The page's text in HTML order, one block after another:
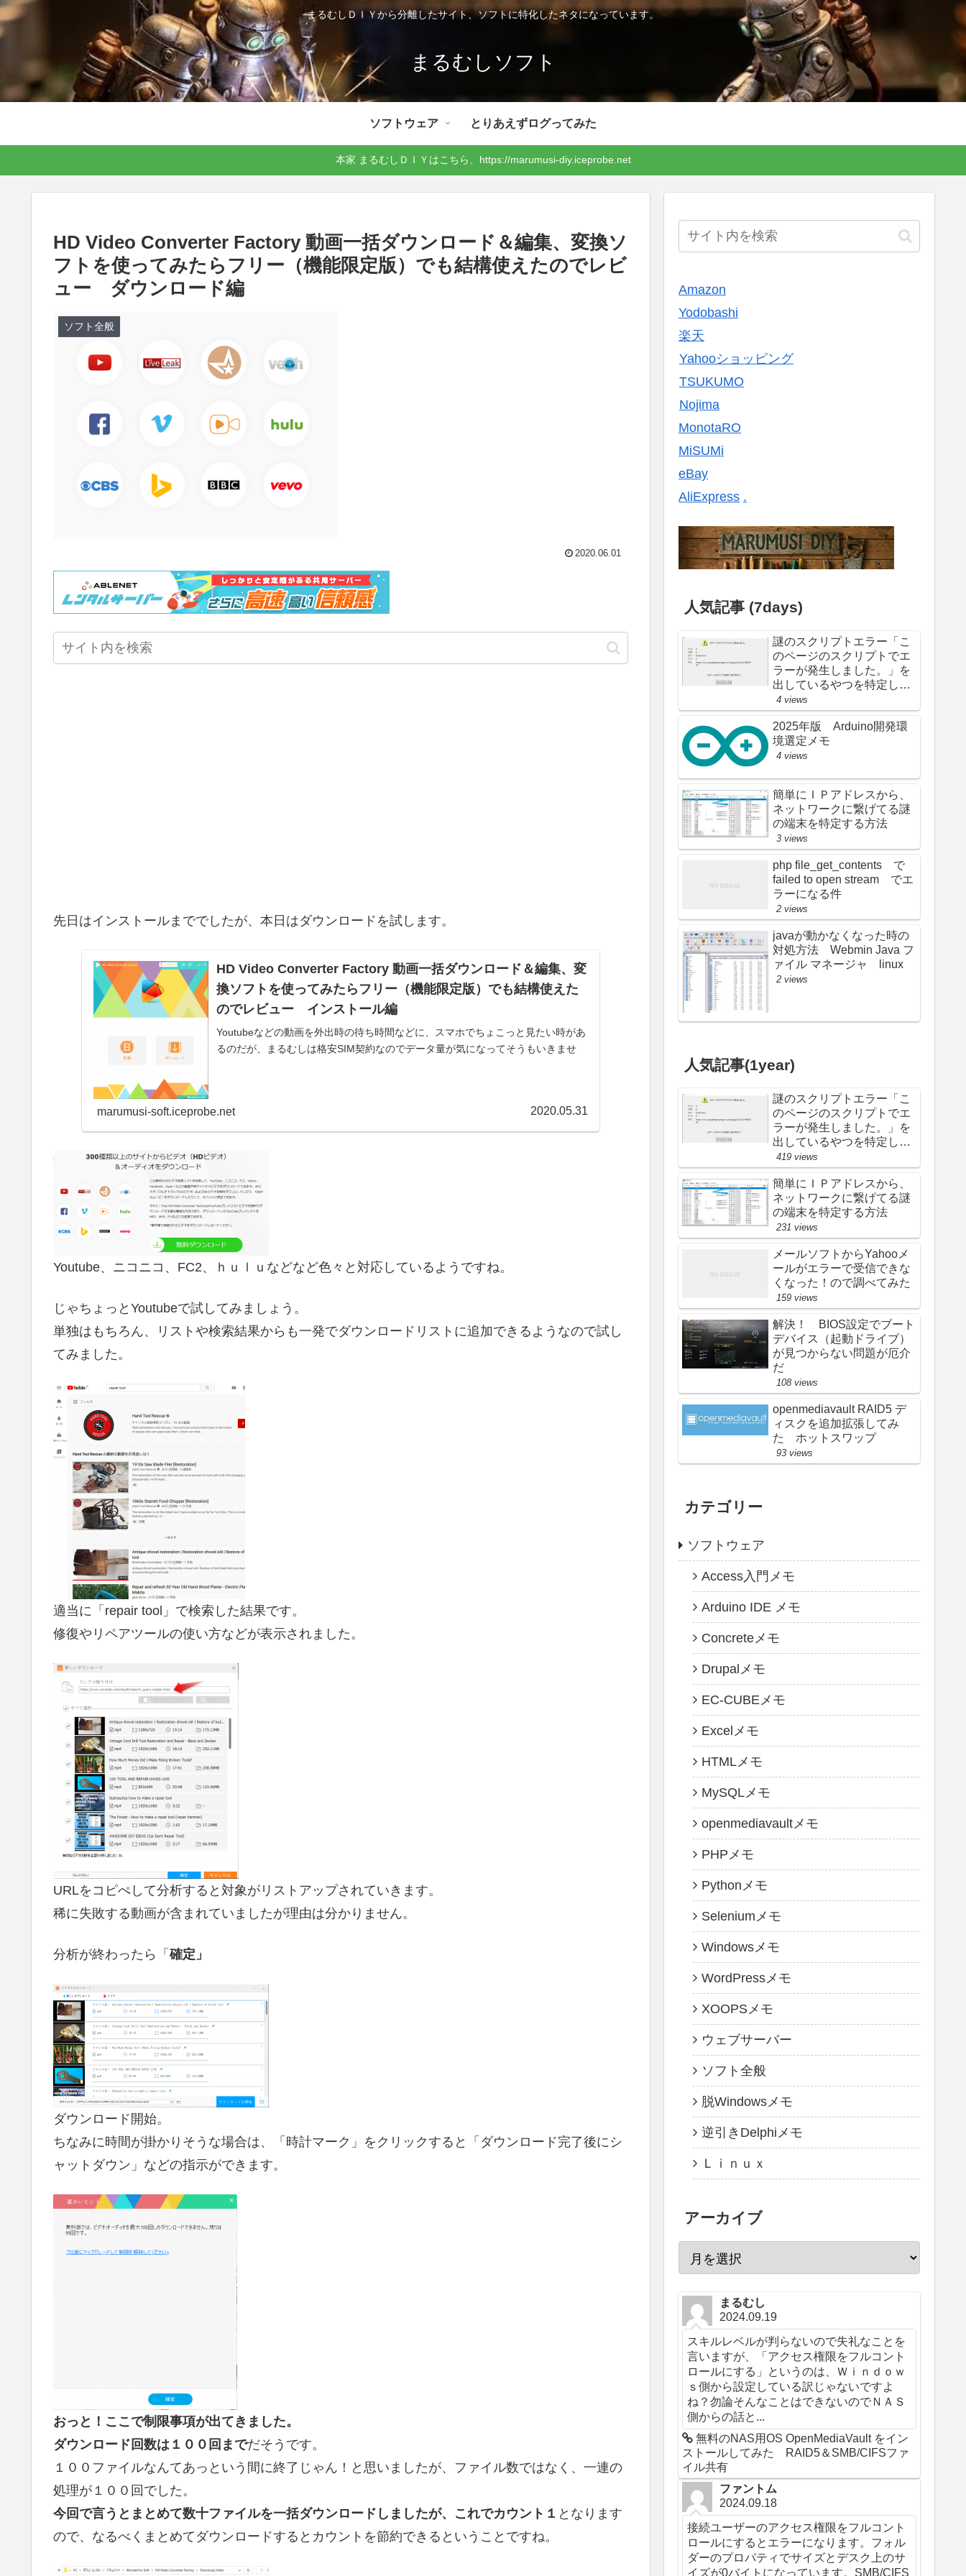
まるむしＤＩＹから分離したサイト、ソフトに特化したネタになっています。
まるむしソフト
ソフトウェア とりあえずログってみた
本家 まるむしＤＩＹはこちら、https://marumusi-diy.iceprobe.net
HD Video Converter Factory 動画一括ダウンロード＆編集、変換ソ
フトを使ってみたらフリー（機能限定版）でも結構使えたのでレビ
ュー ダウンロード編
ソフト全般
2020.06.01
先日はインストールまででしたが、本日はダウンロードを試します。
HD Video Converter Factory 動画一括ダウンロード＆編集、変
換ソフトを使ってみたらフリー（機能限定版）でも結構使えた
のでレビュー インストール編
Youtubeなどの動画を外出時の待ち時間などに、スマホでちょこっと見たい時があ
るのだが、まるむしは格安SIM契約なのでデータ量が気になってそうもいきませ
marumusi-soft.iceprobe.net 2020.05.31
Youtube、ニコニコ、FC2、ｈｕｌｕなどなど色々と対応しているようですね。
じゃちょっとYoutubeで試してみましょう。
単独はもちろん、リストや検索結果からも一発でダウンロードリストに追加できるようなので試し
てみました。
適当に「repair tool」で検索した結果です。
修復やリペアツールの使い方などが表示されました。
URLをコピぺして分析すると対象がリストアップされていきます。
稀に失敗する動画が含まれていましたが理由は分かりません。
分析が終わったら「確定」
ダウンロード開始。
ちなみに時間が掛かりそうな場合は、「時計マーク」をクリックすると「ダウンロード完了後にシ
ャットダウン」などの指示ができます。
おっと！ここで制限事項が出てきました。
ダウンロード回数は１００回までだそうです。
１００ファイルなんてあっという間に終了じゃん！と思いましたが、ファイル数ではなく、一連の
処理が１００回でした。
今回で言うとまとめて数十ファイルを一括ダウンロードしましたが、これでカウント１ となります
ので、なるべくまとめてダウンロードするとカウントを節約できるということですね。
Amazon
Yodobashi
楽天
Yahooショッピング
TSUKUMO
Nojima
MonotaRO
MiSUMi
eBay
AliExpress .
人気記事 (7days)
謎のスクリプトエラー「こ
のページのスクリプトでエ
ラーが発生しました。」を
出しているやつを特定し
た (; ･`д･´)
4 views
2025年版 Arduino開発環
境選定メモ
4 views
簡単にＩＰアドレスから、
ネットワークに繋げてる謎
の端末を特定する方法
3 views
php file_get_contents で
failed to open stream でエ
ラーになる件
2 views
javaが動かなくなった時の
対処方法 Webmin Java フ
ァイル マネージャ linux
2 views
人気記事(1year)
謎のスクリプトエラー「こ
のページのスクリプトでエ
ラーが発生しました。」を
出しているやつを特定し
た (; ･`д･´)
419 views
簡単にＩＰアドレスから、
ネットワークに繋げてる謎
の端末を特定する方法
231 views
メールソフトからYahooメ
ールがエラーで受信できな
くなった！ので調べてみた
159 views
解決！ BIOS設定でブート
デバイス（起動ドライブ）
が見つからない問題が厄介
だ
108 views
openmediavault RAID5 デ
ィスクを追加拡張してみ
た ホットスワップ
93 views
カテゴリー
ソフトウェア
Access入門メモ
Arduino IDE メモ
Concreteメモ
Drupalメモ
EC-CUBEメモ
Excelメモ
HTMLメモ
MySQLメモ
openmediavaultメモ
PHPメモ
Pythonメモ
Seleniumメモ
Windowsメモ
WordPressメモ
XOOPSメモ
ウェブサーバー
ソフト全般
脱Windowsメモ
逆引きDelphiメモ
Ｌｉｎｕｘ
アーカイブ
まるむし
2024.09.19
スキルレベルが判らないので失礼なことを
言いますが、「アクセス権限をフルコント
ロールにする」というのは、Ｗｉｎｄｏｗ
ｓ側から設定している訳じゃないですよ
ね？勿論そんなことはできないのでＮＡＳ
側からの話と...
無料のNAS用OS OpenMediaVault をイン
ストールしてみた RAID5＆SMB/CIFSファ
イル共有
ファントム
2024.09.18
接続ユーザーのアクセス権限をフルコント
ロールにするとエラーになります。フォル
ダーのプロパティでサイズとデスク上のサ
イズが0バイトになっています。SMB/CIFS